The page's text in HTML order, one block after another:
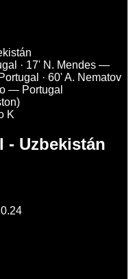
· 17' N. Mendes —
· 60' A. Nematov
— Portugal
K
- Uzbekistán